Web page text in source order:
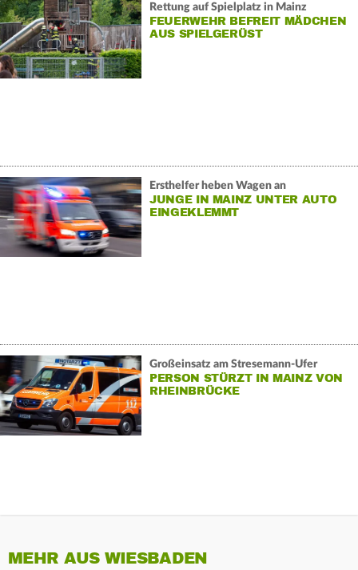
Rettung auf Spielplatz in Mainz
FEUERWEHR BEFREIT MÄDCHEN
AUS SPIELGERÜST
Ersthelfer heben Wagen an
JUNGE IN MAINZ UNTER AUTO
EINGEKLEMMT
Großeinsatz am Stresemann-Ufer
PERSON STÜRZT IN MAINZ VON
RHEINBRÜCKE
MEHR AUS WIESBADEN